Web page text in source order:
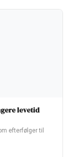
levetid
efterfølger til